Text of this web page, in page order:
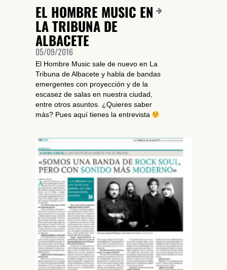
EL HOMBRE MUSIC EN
LA TRIBUNA DE
ALBACETE
05/09/2016
El Hombre Music sale de nuevo en La
Tribuna de Albacete y habla de bandas
emergentes con proyección y de la
escasez de salas en nuestra ciudad,
entre otros asuntos. ¿Quieres saber
más? Pues aquí tienes la entrevista